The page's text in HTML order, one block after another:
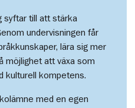
syftar till att stärka
undervisningen får
lära sig mer
möjlighet att växa som
kulturell kompetens.
med en egen